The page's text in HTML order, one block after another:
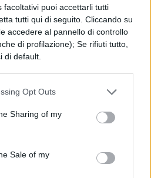
facoltativi puoi accettarli tutti
tutti qui di seguito. Cliccando su
accedere al pannello di controllo
di profilazione); Se rifiuti tutto,
di default.
Opt Outs
Sharing of my
Sale of my
il motivo della
""Un ragazzo mi ha
perché è ingiusto
morale".
mettere in piazza i